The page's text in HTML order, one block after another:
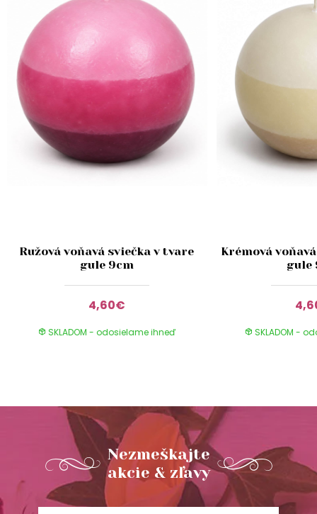
Ružová voňavá sviečka v tvare
gule 9cm
4,60€
SKLADOM - odosielame ihneď
Krémová
gule
SKLADOM -
Nezmeškajte
akcie & zľavy